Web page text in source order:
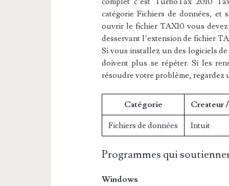
catégorie Fichiers de données, et
ouvrir le fichier TAX10 vous
desservant l’extension de fichier
Si vous installez un des logiciels
doivent plus se répéter. Si les
résoudre votre problème, regardez
Catégorie Createur
Fichiers de données Intuit
Programmes qui
Windows